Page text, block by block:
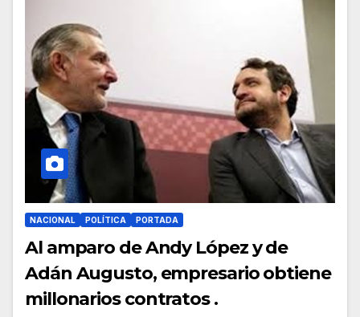
NACIONAL POLÍTICA PORTADA
Al amparo de Andy López y de
Adán Augusto, empresario obtiene
millonarios contratos .